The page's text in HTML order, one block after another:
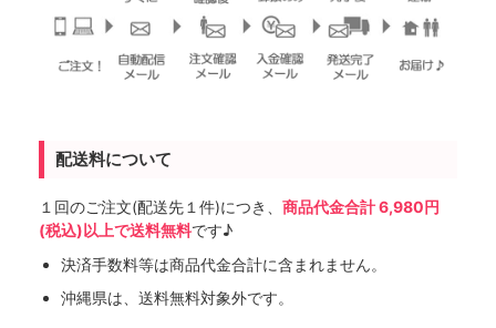
配送料について
１回のご注文(配送先１件)につき、 商品代金合計 6,980円
(税込)以上で送料無料です♪
決済手数料等は商品代金合計に含まれません。
沖縄県は、送料無料対象外です。